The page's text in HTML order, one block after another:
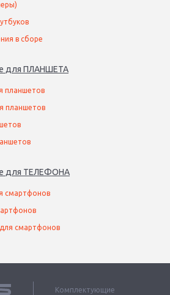
в сборе
для ПЛАНШЕТА
планшетов
планшетов
для ТЕЛЕФОНА
смартфонов
смартфонов
Комплектующие